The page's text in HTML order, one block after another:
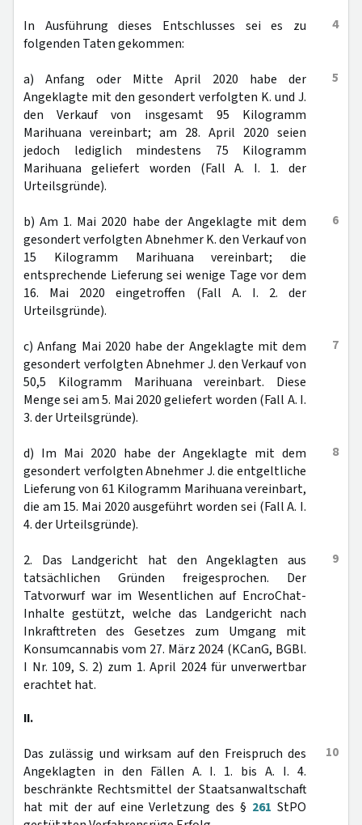
4
In Ausführung dieses Entschlusses sei es zu
folgenden Taten gekommen:
5
a) Anfang oder Mitte April 2020 habe der
Angeklagte mit den gesondert verfolgten K. und J.
den Verkauf von insgesamt 95 Kilogramm
Marihuana vereinbart; am 28. April 2020 seien
jedoch lediglich mindestens 75 Kilogramm
Marihuana geliefert worden (Fall A. I. 1. der
Urteilsgründe).
6
b) Am 1. Mai 2020 habe der Angeklagte mit dem
gesondert verfolgten Abnehmer K. den Verkauf von
15 Kilogramm Marihuana vereinbart; die
entsprechende Lieferung sei wenige Tage vor dem
16. Mai 2020 eingetroffen (Fall A. I. 2. der
Urteilsgründe).
7
c) Anfang Mai 2020 habe der Angeklagte mit dem
gesondert verfolgten Abnehmer J. den Verkauf von
50,5 Kilogramm Marihuana vereinbart. Diese
Menge sei am 5. Mai 2020 geliefert worden (Fall A. I.
3. der Urteilsgründe).
8
d) Im Mai 2020 habe der Angeklagte mit dem
gesondert verfolgten Abnehmer J. die entgeltliche
Lieferung von 61 Kilogramm Marihuana vereinbart,
die am 15. Mai 2020 ausgeführt worden sei (Fall A. I.
4. der Urteilsgründe).
9
2. Das Landgericht hat den Angeklagten aus
tatsächlichen Gründen freigesprochen. Der
Tatvorwurf war im Wesentlichen auf EncroChat-
Inhalte gestützt, welche das Landgericht nach
Inkrafttreten des Gesetzes zum Umgang mit
Konsumcannabis vom 27. März 2024 (KCanG, BGBl.
I Nr. 109, S. 2) zum 1. April 2024 für unverwertbar
erachtet hat.
II.
10
Das zulässig und wirksam auf den Freispruch des
Angeklagten in den Fällen A. I. 1. bis A. I. 4.
beschränkte Rechtsmittel der Staatsanwaltschaft
hat mit der auf eine Verletzung des § 261 StPO